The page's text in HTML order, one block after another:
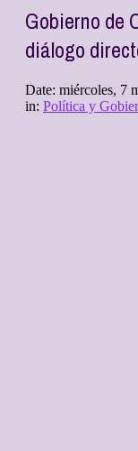
Gobierno de
diálogo
Date: miércoles, 7
in: Política y